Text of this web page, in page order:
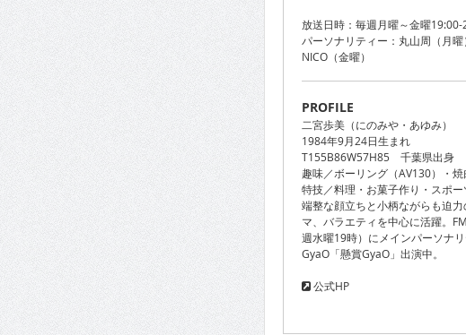
放送日時：毎週月曜～金曜19:00-
パーソナリティー：丸山周（月
NICO（金曜）
PROFILE
二宮歩美（にのみや・あゆみ）
1984年9月24日生まれ
T155B86W57H85 千葉県出身
趣味／ボーリング（AV130）・
特技／料理・お菓子作り・スポー
端整な顔立ちと小柄ながらも迫
マ、バラエティを中心に活躍。
週水曜19時）にメインパーソナ
GyaO「懸賞GyaO」出演中。
公式HP